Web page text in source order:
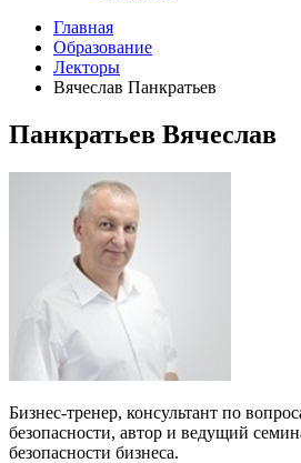
Главная
Образование
Лекторы
Вячеслав Панкратьев
Панкратьев Вячеслав
Бизнес-тренер, консультант по
безопасности, автор и ведущий
безопасности бизнеса.